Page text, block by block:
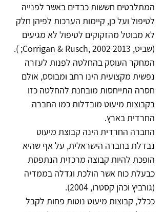
המתלבטים חששות כבדים באשר לפנייה
לטיפול ועל כן, קיימות הערכות לפיהן חלק
לא מבוטל מהזקוקים לטיפול לא מגיעים
(שביט, 2013 Corrigan & Rusch, 2002; ).
המחקר העוסק בהחלטה לפנות לעזרה
נפשית מקצועית הינו רחב ומבוסס, אולם
חסרה התייחסות מובחנת להחלטה כזו
בקבוצות מיעוט מובדלות כמו החברה
החרדית בארץ.
החברה החרדית הינה קבוצת מיעוט
נבדלת בחברה הישראלית, על אף שהיא
הופכת להיות קבוצה מרכזית הנתפסת
כבעלת כוח אשר הולכת וגדלה בממדיה
(גורביץ וכהן קסטרו, 2004).
ככלל, קבוצות מיעוט נוטות פחות לקבל